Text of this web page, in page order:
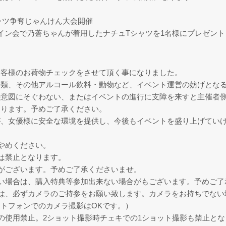
争奪じゃんけん大会開催
会で乃蒼ちゃんが着用したナチュTシャツを1名様にプレゼン
様のお荷物チェックをさせて頂く事になりました。
、その他アルコール飲料・動物など、イベント運営の妨げとな
図にそぐわない、またはイベントの進行に支障を来すと主催者
ます。予めご了承ください。
女優様に安全な環境を提供し、今後もイベントを盛り上げてい
ください。
止となります。
ざいます。予めご了承くださいませ。
場合は、購入特典等参加出来ない場合がもございます。予めご
、必ずカメラのご持参をお願い致します。カメラをお持ちでな
フォンでのカメラ撮影はOKです。）
用禁止。2ショット撮影時チェキでの1ショット撮影も禁止と